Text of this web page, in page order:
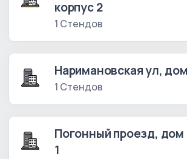
корпус 2
1 Стендов
Наримановская ул,
1 Стендов
Погонный проезд, дом
1